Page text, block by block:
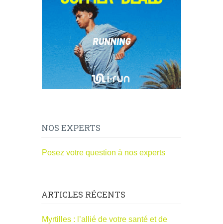
NOS EXPERTS
Posez votre question à nos experts
ARTICLES RÉCENTS
Myrtilles : l’allié de votre santé et de